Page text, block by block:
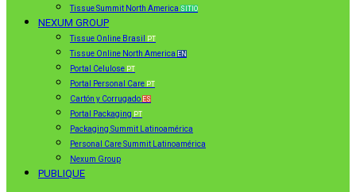
Tissue Summit North America SITIO
NEXUM GROUP
Tissue Online Brasil PT
Tissue Online North America EN
Portal Celulose PT
Portal Personal Care PT
Cartón y Corrugado ES
Portal Packaging PT
Packaging Summit Latinoamérica
Personal Care Summit Latinoamérica
Nexum Group
PUBLIQUE